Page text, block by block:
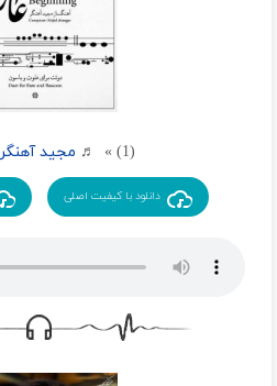
(1) » ♬ مجید آهنگر
دانلود با کیفیت اصلی